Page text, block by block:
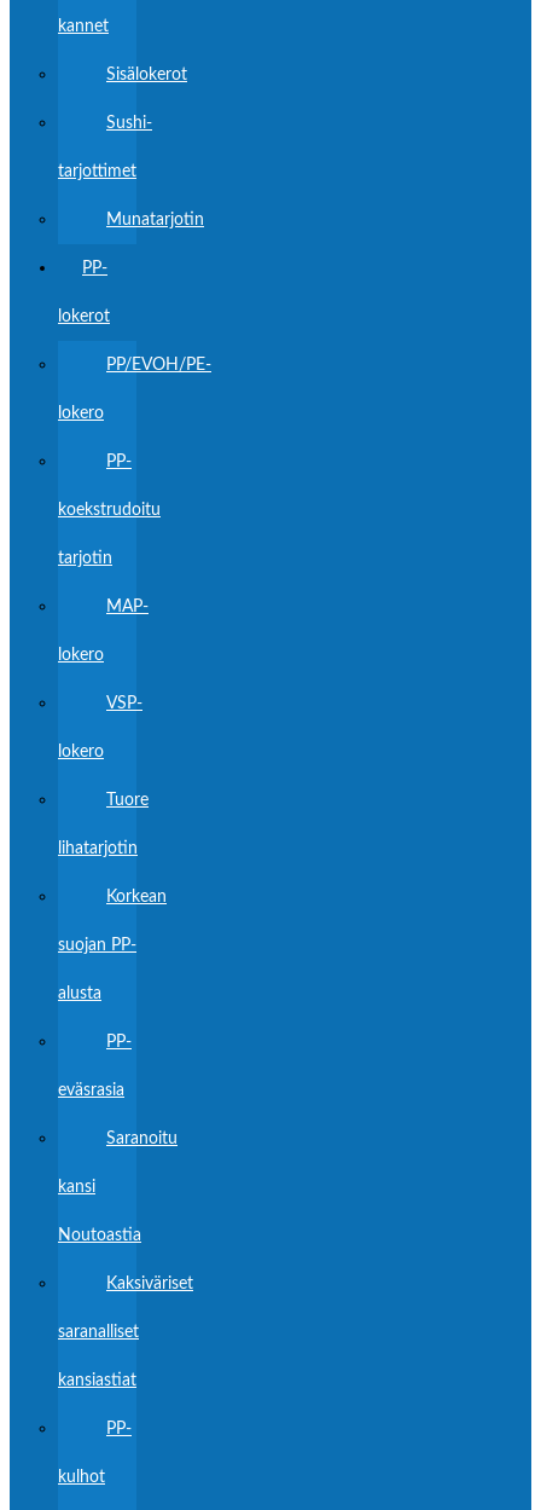
kannet
Sisälokerot
Sushi-
tarjottimet
Munatarjotin
PP-
lokerot
PP/EVOH/PE-
lokero
PP-
koekstrudoitu
tarjotin
MAP-
lokero
VSP-
lokero
Tuore
lihatarjotin
Korkean
suojan PP-
alusta
PP-
eväsrasia
Saranoitu
kansi
Noutoastia
Kaksiväriset
saranalliset
kansiastiat
PP-
kulhot